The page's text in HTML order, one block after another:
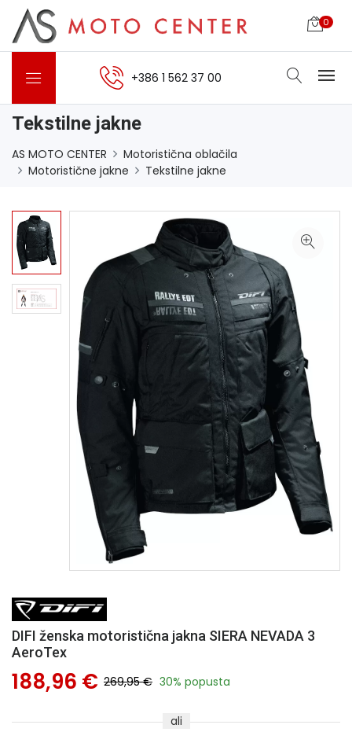
0
+386 1 562 37 00
Tekstilne jakne
AS MOTO CENTER
Motoristična oblačila
Motoristične jakne
Tekstilne jakne
DIFI ženska motoristična jakna SIERA NEVADA 3
AeroTex
188,96 € 269,95 € 30% popusta
ali